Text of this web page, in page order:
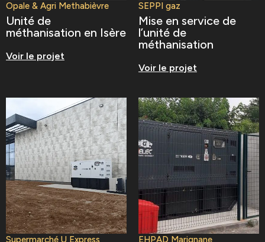
Opale & Agri Methabièvre
Unité de
méthanisation en Isère
Voir le projet
SEPPI gaz
Mise en service de
l’unité de
méthanisation
Voir le projet
Supermarché U Express EHPAD Marignane